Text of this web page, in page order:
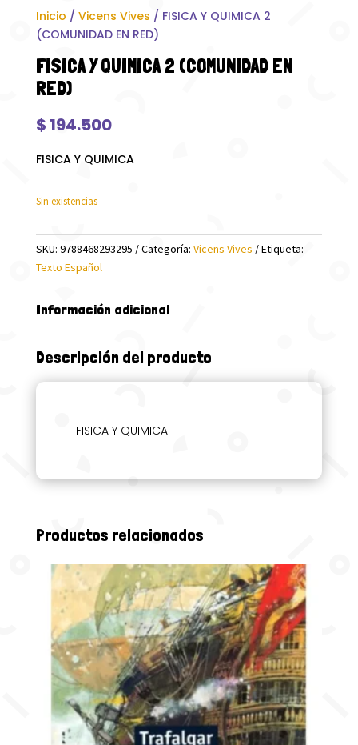
Inicio / Vicens Vives / FISICA Y QUIMICA 2
(COMUNIDAD EN RED)
FISICA Y QUIMICA 2 (COMUNIDAD EN
RED)
$ 194.500
FISICA Y QUIMICA
Sin existencias
SKU: 9788468293295 Categoría: Vicens Vives
Etiqueta:
Texto Español
Información adicional
Descripción del producto
FISICA Y QUIMICA
Productos relacionados